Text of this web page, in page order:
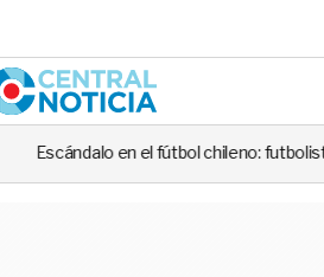
Central
el fútbol chileno: futbolista fue detenido